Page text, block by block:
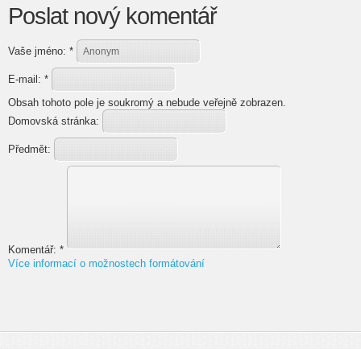
Poslat nový komentář
Vaše jméno: *
E-mail: *
Obsah tohoto pole je soukromý a nebude veřejně zobrazen.
Domovská stránka:
Předmět:
Komentář: *
Více informací o možnostech formátování